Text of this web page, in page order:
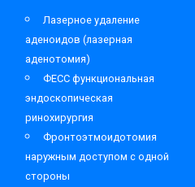
Лазерное удаление
аденоидов (лазерная
аденотомия)
ФЕСС функциональная
эндоскопическая
ринохирургия
Фронтоэтмоидотомия
наружным доступом с одной
стороны